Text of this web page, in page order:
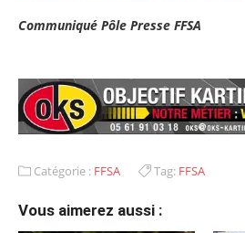
Communiqué Pôle Presse FFSA
Catégorie : FFSA Tag: FFSA
Vous aimerez aussi :